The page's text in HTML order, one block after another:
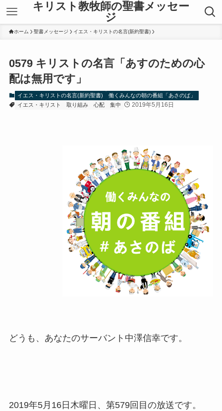
キリスト教牧師の聖書メッセー
ジ
ホーム 聖書メッセージ イエス・キリストの名言(新約聖書)
0579 キリストの名言「あすのための心
配は無用です」
イエス・キリストの名言(新約聖書)
働くみんなの朝の番組「あさのば」
イエス・キリスト
取り組み 心配 集中 2019年5月16日
どうも、あなたのサーバント中澤信幸です。
2019年5月16日木曜日、第579回目の放送です。